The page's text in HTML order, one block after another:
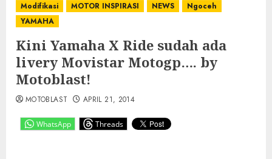
Modifikasi MOTOR INSPIRASI NEWS
Ngoceh
YAMAHA
Kini Yamaha X Ride sudah ada
livery Movistar Motogp…. by
Motoblast!
WhatsApp Threads
MOTOBLAST APRIL 21, 2014